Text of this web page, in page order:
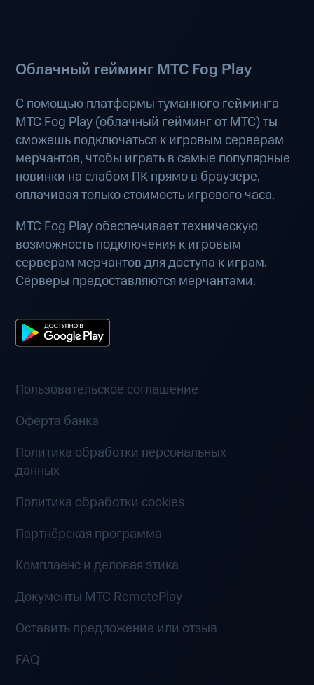
Облачный гейминг МТС Fog Play
С помощью платформы туманного гейминга
МТС Fog Play (облачный гейминг от МТС) ты
сможешь подключаться к игровым серверам
мерчантов, чтобы играть в самые популярные
новинки на слабом ПК прямо в браузере,
оплачивая только стоимость игрового часа.
МТС Fog Play обеспечивает техническую
возможность подключения к игровым
серверам мерчантов для доступа к играм.
Серверы предоставляются мерчантами.
Пользовательское соглашение
Оферта банка
Политика обработки персональных
данных
Политика обработки cookies
Партнёрская программа
Комплаенс и деловая этика
Документы MTC RemotePlay
Оставить предложение или отзыв
FAQ